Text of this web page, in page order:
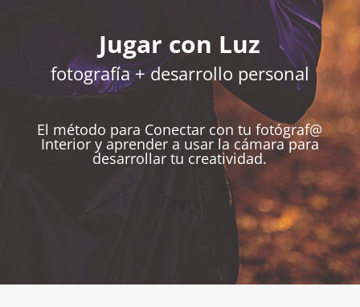
Jugar con Luz
fotografía + desarrollo personal
El método para Conectar con tu fotógraf@
Interior y aprender a usar la cámara para
desarrollar tu creatividad.